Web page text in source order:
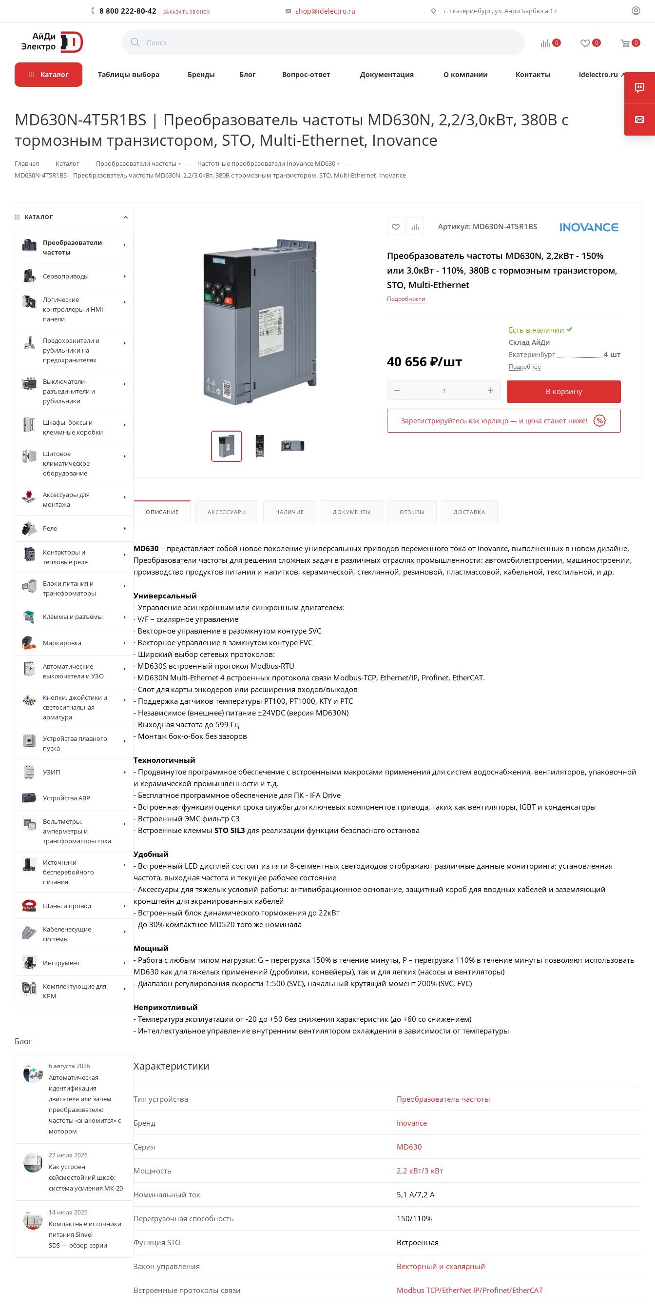
8 800 222-80-42 ЗАКАЗАТЬ ЗВОНОК shop@idelectro.ru г. Екатеринбург, ул. Анри Барбюса 13
0 0 0
Каталог Таблицы выбора Бренды Блог Вопрос-ответ Документация О компании Контакты idelectro.ru ↗
MD630N-4T5R1BS | Преобразователь частоты MD630N, 2,2/3,0кВт, 380В с
тормозным транзистором, STO, Multi-Ethernet, Inovance
Главная — Каталог — Преобразователи частоты — Частотные преобразователи Inovance MD630 —
MD630N-4T5R1BS | Преобразователь частоты MD630N, 2,2/3,0кВт, 380В с тормозным транзистором, STO, Multi-Ethernet, Inovance
Артикул: MD630N-4T5R1BS
Преобразователь частоты MD630N, 2,2кВт - 150%
или 3,0кВт - 110%, 380В с тормозным транзистором,
STO, Multi-Ethernet
Подробности
40 656 ₽/шт
Есть в наличии
Склад АйДи
Екатеринбург
4 шт
Подробнее
В корзину
Зарегистрируйтесь как юрлицо — и цена станет ниже!
ОПИСАНИЕ АКСЕССУАРЫ НАЛИЧИЕ ДОКУМЕНТЫ ОТЗЫВЫ ДОСТАВКА
MD630 – представляет собой новое поколение универсальных приводов переменного тока от Inovance, выполненных в новом дизайне.
Преобразователи частоты для решения сложных задач в различных отраслях промышленности: автомобилестроении, машиностроении,
производство продуктов питания и напитков, керамической, стеклянной, резиновой, пластмассовой, кабельной, текстильной, и др.
Универсальный
- Управление асинхронным или синхронным двигателем:
∙ V/F – скалярное управление
∙ Векторное управление в разомкнутом контуре SVC
∙ Векторное управление в замкнутом контуре FVC
- Широкий выбор сетевых протоколов:
∙ MD630S встроенный протокол Modbus-RTU
∙ MD630N Multi-Ethernet 4 встроенных протокола связи Modbus-TCP, Ethernet/IP, Profinet, EtherCAT.
- Слот для карты энкодеров или расширения входов/выходов
- Поддержка датчиков температуры PT100, PT1000, KTY и PTC
- Независимое (внешнее) питание ±24VDC (версия MD630N)
- Выходная частота до 599 Гц
- Монтаж бок-о-бок без зазоров
Технологичный
- Продвинутое программное обеспечение с встроенными макросами применения для систем водоснабжения, вентиляторов, упаковочной
и керамической промышленности и т.д.
- Бесплатное программное обеспечение для ПК - IFA Drive
- Встроенная функция оценки срока службы для ключевых компонентов привода, таких как вентиляторы, IGBT и конденсаторы
- Встроенный ЭМС фильтр С3
- Встроенные клеммы STO SIL3 для реализации функции безопасного останова
Удобный
- Встроенный LED дисплей состоит из пяти 8-сегментных светодиодов отображают различные данные мониторинга: установленная
частота, выходная частота и текущее рабочее состояние
- Аксессуары для тяжелых условий работы: антивибрационное основание, защитный короб для вводных кабелей и заземляющий
кронштейн для экранированных кабелей
- Встроенный блок динамического торможения до 22кВт
- До 30% компактнее MD520 того же номинала
Мощный
- Работа с любым типом нагрузки: G – перегрузка 150% в течение минуты, P – перегрузка 110% в течение минуты позволяют использовать
MD630 как для тяжелых применений (дробилки, конвейеры), так и для легких (насосы и вентиляторы)
- Диапазон регулирования скорости 1:500 (SVC), начальный крутящий момент 200% (SVC, FVC)
Неприхотливый
- Температура эксплуатации от -20 до +50 без снижения характеристик (до +60 со снижением)
- Интеллектуальное управление внутренним вентилятором охлаждения в зависимости от температуры
Характеристики
Тип устройства Преобразователь частоты
Бренд Inovance
Серия MD630
Мощность 2,2 кВт/3 кВт
Номинальный ток 5,1 А/7,2 А
Перегрузочная способность 150/110%
Функция STO Встроенная
Закон управления Векторный и скалярный
Встроенные протоколы связи Modbus TCP/EtherNet IP/Profinet/EtherCAT
КАТАЛОГ
Преобразователи
частоты
Сервоприводы
Логические
контроллеры и HMI-
панели
Предохранители и
рубильники на
предохранителях
Выключатели-
разъединители и
рубильники
Шкафы, боксы и
клеммные коробки
Щитовое
климатическое
оборудование
Аксессуары для
монтажа
Реле
Контакторы и
тепловые реле
Блоки питания и
трансформаторы
Клеммы и разъёмы
Маркировка
Автоматические
выключатели и УЗО
Кнопки, джойстики и
светосигнальная
арматура
Устройства плавного
пуска
УЗИП
Устройства АВР
Вольтметры,
амперметры и
трансформаторы тока
Источники
бесперебойного
питания
Шины и провод
Кабеленесущие
системы
Инструмент
Комплектующие для
КРМ
Блог
6 августа 2026
Автоматическая
идентификация
двигателя или зачем
преобразователю
частоты «знакомится» с
мотором
27 июля 2026
Как устроен
сейсмостойкий шкаф:
система усиления МК-20
14 июля 2026
Компактные источники
питания Sinvel
SDS — обзор серии